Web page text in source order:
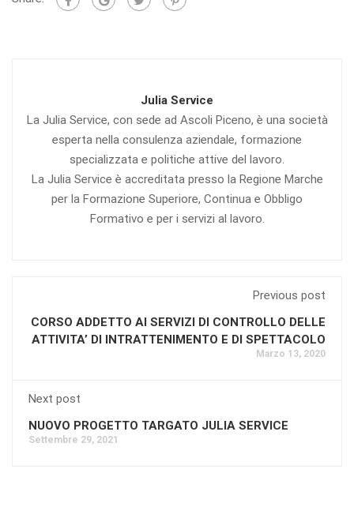
Julia Service
La Julia Service, con sede ad Ascoli Piceno, è una società
esperta nella consulenza aziendale, formazione
specializzata e politiche attive del lavoro.
La Julia Service è accreditata presso la Regione Marche
per la Formazione Superiore, Continua e Obbligo
Formativo e per i servizi al lavoro.
Previous post
CORSO ADDETTO AI SERVIZI DI CONTROLLO DELLE
ATTIVITA’ DI INTRATTENIMENTO E DI SPETTACOLO
Marzo 13, 2020
Next post
NUOVO PROGETTO TARGATO JULIA SERVICE
Settembre 29, 2021